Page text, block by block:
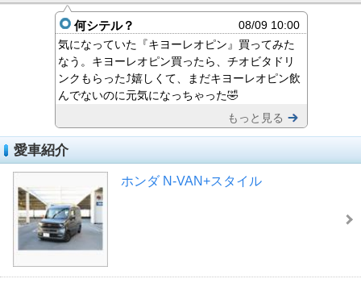
何シテル？
08/09 10:00
気になっていた『キヨーレオピン』買ってみた
なう。キヨーレオピン買ったら、チオビタドリ
ンクもらった⤴️嬉しくて、まだキヨーレオピン飲
んでないのに元気になっちゃった🤣
もっと見る
愛車紹介
ホンダ N-VAN+スタイル